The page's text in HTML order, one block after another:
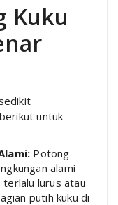
Kuku
untuk
Potong
alami
terlalu lurus atau
putih kuku di